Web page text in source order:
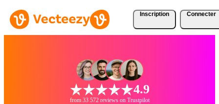
Inscription Connecter
4.9
from 33 572 reviews on Trustpilot